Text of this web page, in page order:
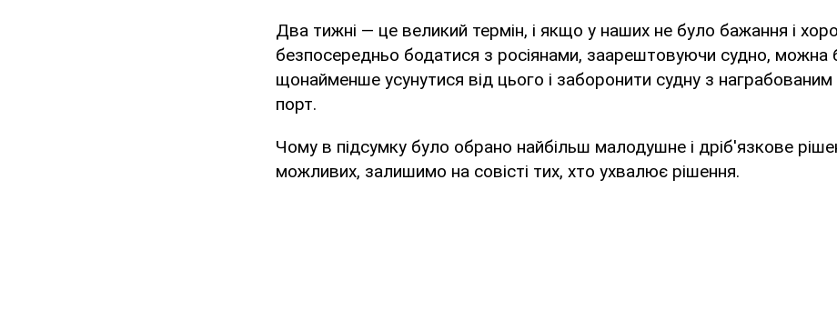
Два тижні — це великий термін, і якщо у наших не було бажання і
безпосередньо бодатися з росіянами, заарештовуючи судно, можна
щонайменше усунутися від цього і заборонити судну з
порт.
Чому в підсумку було обрано найбільш малодушне і дріб'язкове
можливих, залишимо на совісті тих, хто ухвалює рішення.